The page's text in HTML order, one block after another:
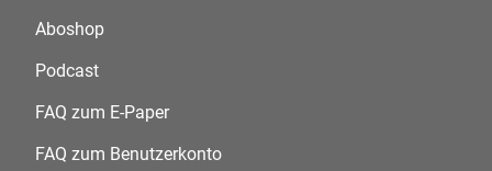
Aboshop
Podcast
FAQ zum E-Paper
FAQ zum Benutzerkonto